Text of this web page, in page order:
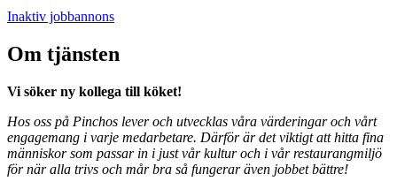
Inaktiv jobbannons
Om tjänsten
Vi söker ny kollega till köket!
Hos oss på Pinchos lever och utvecklas våra värderingar och vårt
engagemang i varje medarbetare. Därför är det viktigt att hitta fina
människor som passar in i just vår kultur och i vår restaurangmiljö
för när alla trivs och mår bra så fungerar även jobbet bättre!